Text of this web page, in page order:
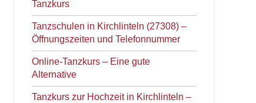
Tanzkurs
Tanzschulen in Kirchlinteln (27308) –
Öffnungszeiten und Telefonnummer
Online-Tanzkurs – Eine gute
Alternative
Tanzkurs zur Hochzeit in Kirchlinteln –